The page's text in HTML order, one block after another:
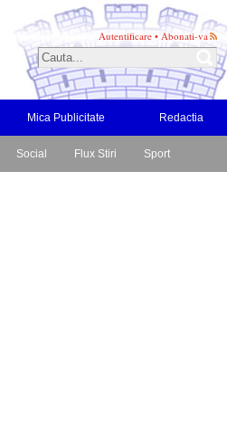
Autentificare • Abonati-va
Mica Publicitate Redactia
Social Flux Stiri Sport